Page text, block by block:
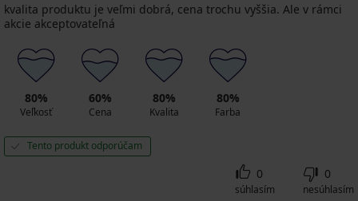
kvalita produktu je veľmi dobrá, cena trochu vyššia. Ale v rámci
akcie akceptovateľná
80%
Veľkosť
60%
Cena
80%
Kvalita
80%
Farba
Tento produkt odporúčam
0
súhlasím
0
nesúhlasím